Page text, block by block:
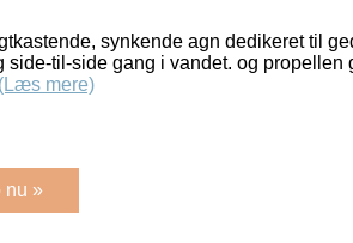
synkende agn dedikeret til
til-side gang i vandet. og propellen
(Læs mere)
nu »